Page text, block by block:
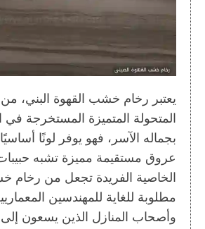
يعتبر رخام خشب القهوة البني،
المتحولة المتميزة المستخرجة في
بجماله الآسر، فهو يوفر لونًا أساسيًا
عروق مستقيمة مميزة تشبه
الخاصية الفريدة تجعل من رخام
مطلوبة للغاية للمهندسين
وأصحاب المنازل الذين يسعون إلى